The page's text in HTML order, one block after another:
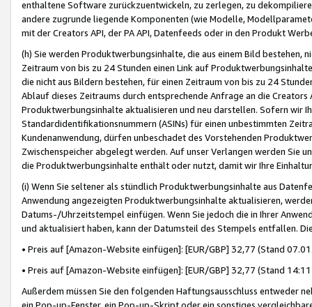
enthaltene Software zurückzuentwickeln, zu zerlegen, zu
andere zugrunde liegende Komponenten (wie Modelle,
mit der Creators API, der PA API, Datenfeeds oder in den Produkt
(h) Sie werden Produktwerbungsinhalte, die aus einem Bild bestehen,
Zeitraum von bis zu 24 Stunden einen Link auf
die nicht aus Bildern bestehen, für einen Zeitraum von bis zu 24
Ablauf dieses Zeitraums durch entsprechende Anfrage an die
Produktwerbungsinhalte aktualisieren und neu darstellen. Sofern wir
Standardidentifikationsnummern (ASINs) für einen unbestimmten
Kundenanwendung, dürfen unbeschadet des Vorstehenden
Zwischenspeicher abgelegt werden. Auf unser Verlangen werden Sie
die Produktwerbungsinhalte enthält oder nutzt, damit wir Ihre
(i) Wenn Sie seltener als stündlich Produktwerbungsinhalte aus
Anwendung angezeigten Produktwerbungsinhalte aktualisieren,
Datums-/Uhrzeitstempel einfügen. Wenn Sie jedoch die in Ihrer
und aktualisiert haben, kann der Datumsteil des Stempels entfallen.
• Preis auf [Amazon-Website einfügen]: [EUR/GBP] 32,77 (Stand
• Preis auf [Amazon-Website einfügen]: [EUR/GBP] 32,77 (Stand
Außerdem müssen Sie den folgenden Haftungsausschluss entweder
ein Pop-up-Fenster, ein Pop-up-Skript oder ein sonstiges